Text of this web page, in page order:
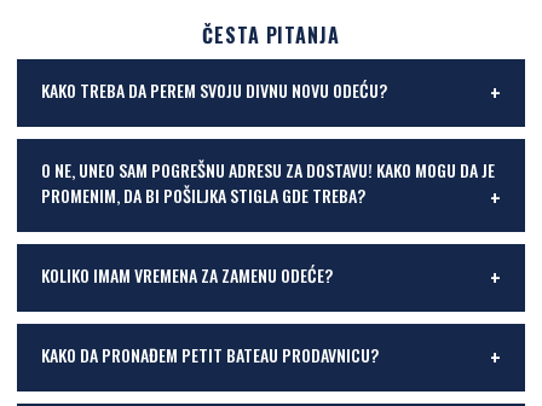
ČESTA PITANJA
KAKO TREBA DA PEREM SVOJU DIVNU NOVU ODEĆU?
O NE, UNEO SAM POGREŠNU ADRESU ZA DOSTAVU! KAKO MOGU DA JE
PROMENIM, DA BI POŠILJKA STIGLA GDE TREBA?
KOLIKO IMAM VREMENA ZA ZAMENU ODEĆE?
KAKO DA PRONAĐEM PETIT BATEAU PRODAVNICU?